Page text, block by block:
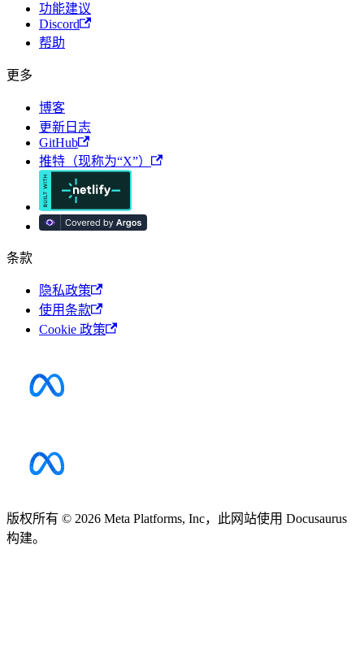
功能建议
Discord
帮助
更多
博客
更新日志
GitHub
推特（现称为“X”）
条款
隐私政策
使用条款
Cookie 政策
版权所有 © 2026 Meta Platforms, Inc，此网站使用 Docusaurus
构建。